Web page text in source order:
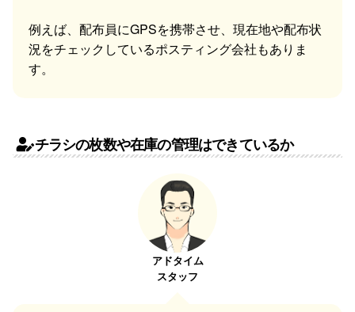
例えば、配布員にGPSを携帯させ、現在地や配布状
況をチェックしているポスティング会社もありま
す。
チラシの枚数や在庫の管理はできているか
アドタイム
スタッフ